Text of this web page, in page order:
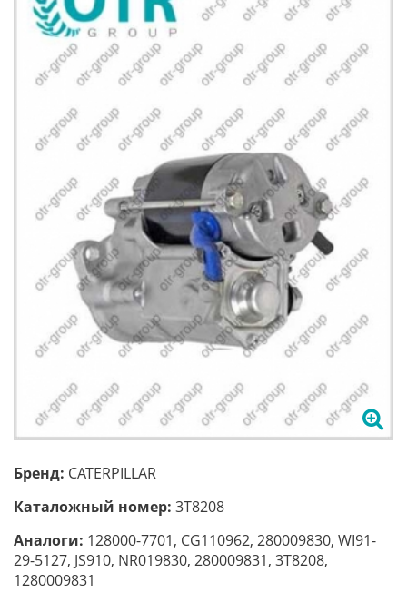
Бренд: CATERPILLAR
Каталожный номер: 3T8208
Аналоги: 128000-7701, CG110962, 280009830, WI91-
29-5127, JS910, NR019830, 280009831, 3T8208,
1280009831